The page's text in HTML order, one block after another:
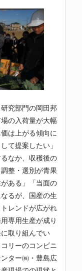
究部門の岡田邦
の入荷量が大幅
は上がる傾向に
て提案したい」
なか、収穫後の
整・選別が青果
ある」「当面の
るが、国産の生
レンドが広がれ
専用生産が成り
取り組んでい
リーのコンビニ
ター㈱・豊島広